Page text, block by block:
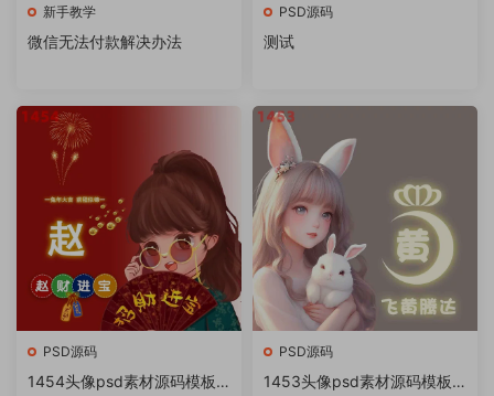
新手教学
微信无法付款解决办法
PSD源码
测试
PSD源码
1454头像psd素材源码模板
PSD源码
1453头像psd素材源码模板